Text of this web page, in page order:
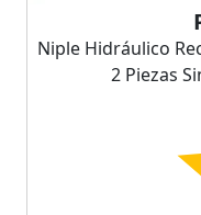
Niple Hidráulico
2 Piezas